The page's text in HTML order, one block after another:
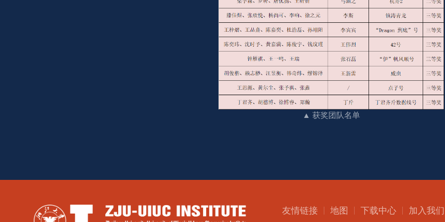
▲ 获奖团队名单
友情链接 地图 下载中心 加入我们